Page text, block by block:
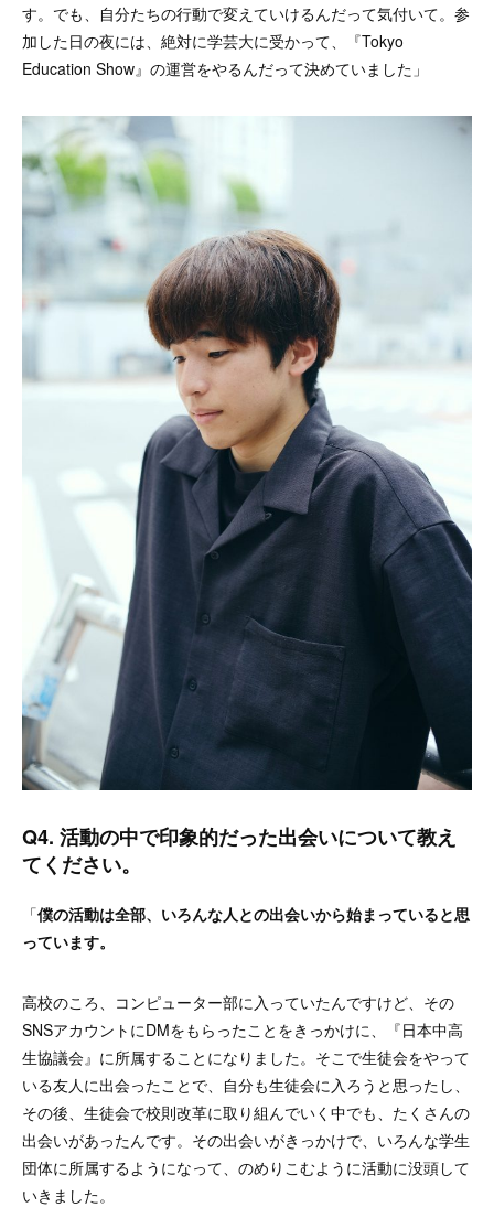
す。でも、自分たちの行動で変えていけるんだって気付いて。参
加した日の夜には、絶対に学芸大に受かって、『Tokyo
Education Show』の運営をやるんだって決めていました」
Q4. 活動の中で印象的だった出会いについて教え
てください。
「僕の活動は全部、いろんな人との出会いから始まっていると思
っています。
高校のころ、コンピューター部に入っていたんですけど、その
SNSアカウントにDMをもらったことをきっかけに、『日本中高
生協議会』に所属することになりました。そこで生徒会をやって
いる友人に出会ったことで、自分も生徒会に入ろうと思ったし、
その後、生徒会で校則改革に取り組んでいく中でも、たくさんの
出会いがあったんです。その出会いがきっかけで、いろんな学生
団体に所属するようになって、のめりこむように活動に没頭して
いきました。